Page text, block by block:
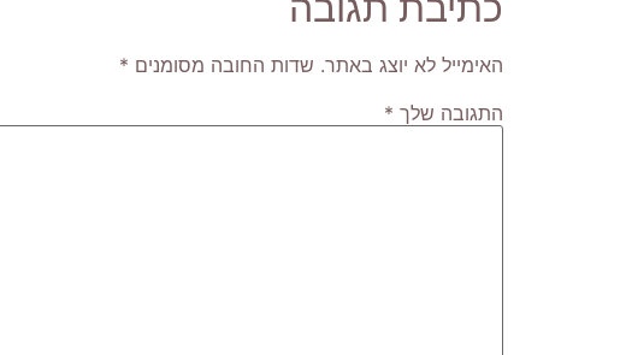
האימייל לא יוצג באתר. שדות החובה מסומנים *
התגובה שלך *